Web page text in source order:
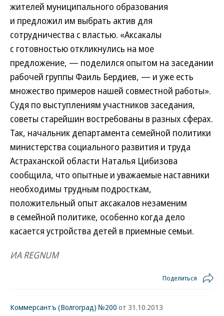
жителей муниципального образования
и предложил им выбрать актив для
сотрудничества с властью. «Аксакалы
с готовностью откликнулись на мое
предложение, — поделился опытом на заседании
рабочей группы Фаиль Бердиев, — и уже есть
множество примеров нашей совместной работы».
Судя по выступлениям участников заседания,
советы старейшин востребованы в разных сферах.
Так, начальник департамента семейной политики
министерства социального развития и труда
Астраханской области Наталья Цибизова
сообщила, что опытные и уважаемые наставники
необходимы трудным подросткам,
положительный опыт аксакалов незаменим
в семейной политике, особенно когда дело
касается устройства детей в приемные семьи.
ИА REGNUM
Поделиться
Коммерсантъ (Волгоград) №200 от 31.10.2013